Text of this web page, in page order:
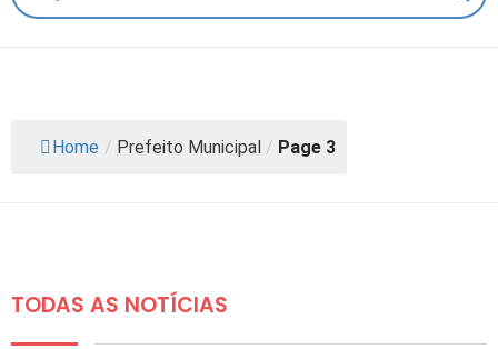
Home / Prefeito Municipal / Page 3
TODAS AS NOTÍCIAS